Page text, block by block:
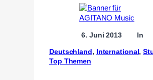
6. Juni 2013 In
Deutschland, International,
Top Themen